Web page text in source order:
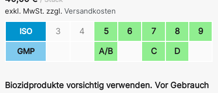
exkl. MwSt. zzgl. Versandkosten
ISO 3 4 5 6 7 8 9
GMP A/B C D
Biozidprodukte vorsichtig verwenden. Vor Gebrauch